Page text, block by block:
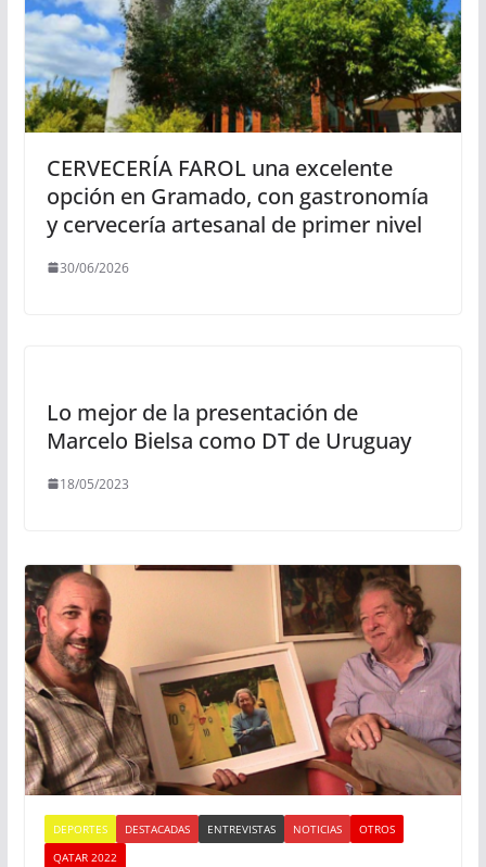
CERVECERÍA FAROL una excelente
opción en Gramado, con gastronomía
y cervecería artesanal de primer nivel
30/06/2026
Lo mejor de la presentación de
Marcelo Bielsa como DT de Uruguay
18/05/2023
DEPORTES DESTACADAS ENTREVISTAS NOTICIAS
OTROS
QATAR 2022